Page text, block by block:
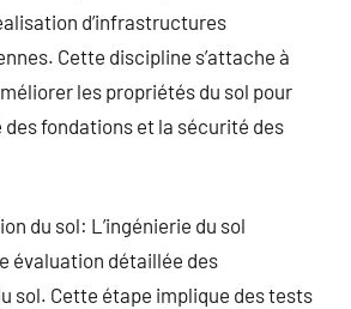
d’infrastructures
Cette discipline s’attache à
les propriétés du sol pour
fondations et la sécurité des
du sol: L’ingénierie du sol
évaluation détaillée des
sol. Cette étape implique des tests